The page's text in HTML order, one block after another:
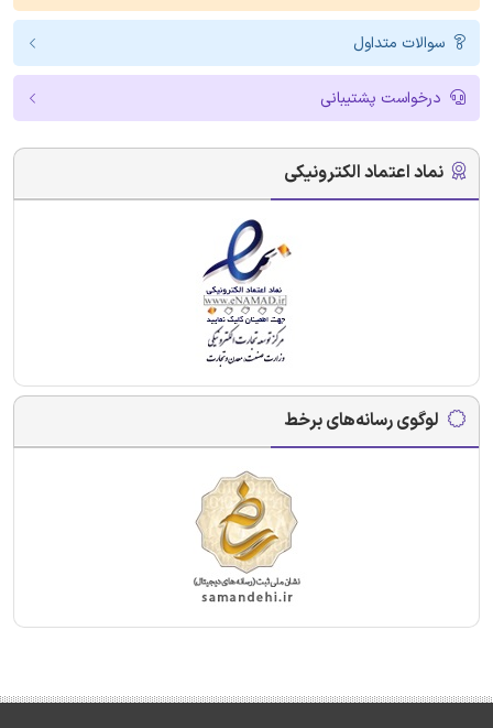
سوالات متداول
درخواست پشتیبانی
نماد اعتماد الکترونیکی
لوگوی رسانه‌های برخط